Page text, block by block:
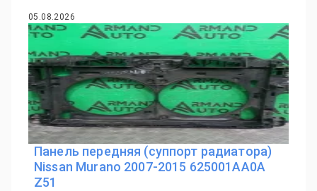
05.08.2026
Панель передняя (суппорт радиатора)
Nissan Murano 2007-2015 625001AA0A
Z51